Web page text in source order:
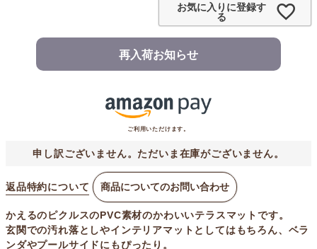
お気に入りに登録す
る
再入荷お知らせ
ご利用いただけます。
申し訳ございません。ただいま在庫がございません。
返品特約について 商品についてのお問い合わせ
かえるのピクルスのPVC素材のかわいいテラスマットです。
玄関での汚れ落としやインテリアマットとしてはもちろん、ベラ
ンダやプールサイドにもぴったり。